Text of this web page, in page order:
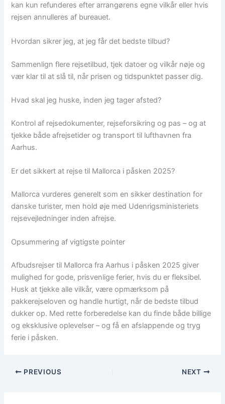
kan kun refunderes efter arrangørens egne vilkår eller hvis
rejsen annulleres af bureauet.
Hvordan sikrer jeg, at jeg får det bedste tilbud?
Sammenlign flere rejsetilbud, tjek datoer og vilkår nøje og
vær klar til at slå til, når prisen og tidspunktet passer dig.
Hvad skal jeg huske, inden jeg tager afsted?
Kontrol af rejsedokumenter, rejseforsikring og pas – og at
tjekke både afrejsetider og transport til lufthavnen fra
Aarhus.
Er det sikkert at rejse til Mallorca i påsken 2025?
Mallorca vurderes generelt som en sikker destination for
danske turister, men hold øje med Udenrigsministeriets
rejsevejledninger inden afrejse.
Opsummering af vigtigste pointer
Afbudsrejser til Mallorca fra Aarhus i påsken 2025 giver
mulighed for gode, prisvenlige ferier, hvis du er fleksibel.
Husk at tjekke alle vilkår, være opmærksom på
pakkerejseloven og handle hurtigt, når de bedste tilbud
dukker op. Med rette forberedelse kan du finde både billige
og eksklusive oplevelser – og få en afslappende og tryg
ferie i påsken.
PREVIOUS NEXT